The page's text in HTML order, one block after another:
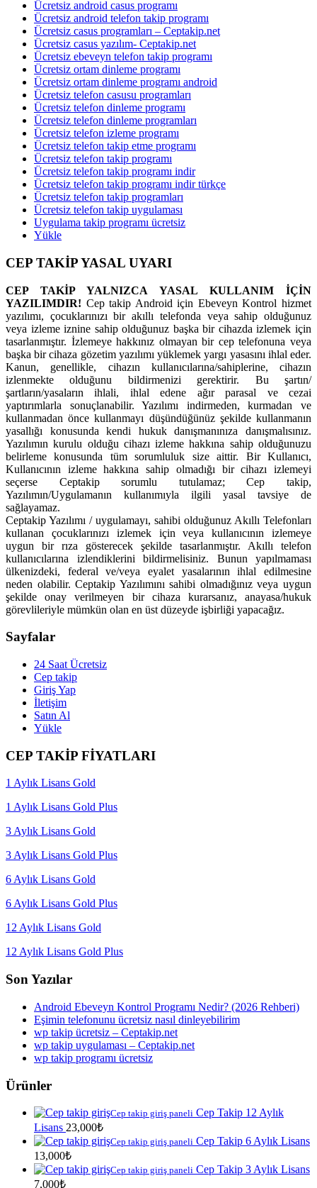
Ücretsiz android casus programı
Ücretsiz android telefon takip programı
Ücretsiz casus programları – Ceptakip.net
Ücretsiz casus yazılım- Ceptakip.net
Ücretsiz ebeveyn telefon takip programı
Ücretsiz ortam dinleme programı
Ücretsiz ortam dinleme programı android
Ücretsiz telefon casusu programları
Ücretsiz telefon dinleme programı
Ücretsiz telefon dinleme programları
Ücretsiz telefon izleme programı
Ücretsiz telefon takip etme programı
Ücretsiz telefon takip programı
Ücretsiz telefon takip programı indir
Ücretsiz telefon takip programı indir türkçe
Ücretsiz telefon takip programları
Ücretsiz telefon takip uygulaması
Uygulama takip programı ücretsiz
Yükle
CEP TAKİP YASAL UYARI
CEP TAKİP YALNIZCA YASAL KULLANIM İÇİN
YAZILIMDIR! Cep takip Android için Ebeveyn Kontrol hizmet
yazılımı, çocuklarınızı bir akıllı telefonda veya sahip olduğunuz
veya izleme iznine sahip olduğunuz başka bir cihazda izlemek için
tasarlanmıştır. İzlemeye hakkınız olmayan bir cep telefonuna veya
başka bir cihaza gözetim yazılımı yüklemek yargı yasasını ihlal eder.
Kanun, genellikle, cihazın kullanıcılarına/sahiplerine, cihazın
izlenmekte olduğunu bildirmenizi gerektirir. Bu şartın/
şartların/yasaların ihlali, ihlal edene ağır parasal ve cezai
yaptırımlarla sonuçlanabilir. Yazılımı indirmeden, kurmadan ve
kullanmadan önce kullanmayı düşündüğünüz şekilde kullanmanın
yasallığı konusunda kendi hukuk danışmanınıza danışmalısınız.
Yazılımın kurulu olduğu cihazı izleme hakkına sahip olduğunuzu
belirleme konusunda tüm sorumluluk size aittir. Bir Kullanıcı,
Kullanıcının izleme hakkına sahip olmadığı bir cihazı izlemeyi
seçerse Ceptakip sorumlu tutulamaz; Cep takip,
Yazılımın/Uygulamanın kullanımıyla ilgili yasal tavsiye de
sağlayamaz.
Ceptakip Yazılımı / uygulamayı, sahibi olduğunuz Akıllı Telefonları
kullanan çocuklarınızı izlemek için veya kullanıcının izlemeye
uygun bir rıza gösterecek şekilde tasarlanmıştır. Akıllı telefon
kullanıcılarına izlendiklerini bildirmelisiniz. Bunun yapılmaması
ülkenizdeki, federal ve/veya eyalet yasalarının ihlal edilmesine
neden olabilir. Ceptakip Yazılımını sahibi olmadığınız veya uygun
şekilde onay verilmeyen bir cihaza kurarsanız, anayasa/hukuk
görevlileriyle mümkün olan en üst düzeyde işbirliği yapacağız.
Sayfalar
24 Saat Ücretsiz
Cep takip
Giriş Yap
İletişim
Satın Al
Yükle
CEP TAKİP FİYATLARI
1 Aylık Lisans Gold
1 Aylık Lisans Gold Plus
3 Aylık Lisans Gold
3 Aylık Lisans Gold Plus
6 Aylık Lisans Gold
6 Aylık Lisans Gold Plus
12 Aylık Lisans Gold
12 Aylık Lisans Gold Plus
Son Yazılar
Android Ebeveyn Kontrol Programı Nedir? (2026 Rehberi)
Eşimin telefonunu ücretsiz nasıl dinleyebilirim
wp takip ücretsiz – Ceptakip.net
wp takip uygulaması – Ceptakip.net
wp takip programı ücretsiz
Ürünler
Cep takip giriş paneli Cep Takip 12 Aylık
Lisans 23,000₺
Cep takip giriş paneli Cep Takip 6 Aylık Lisans
13,000₺
Cep takip giriş paneli Cep Takip 3 Aylık Lisans
7,000₺